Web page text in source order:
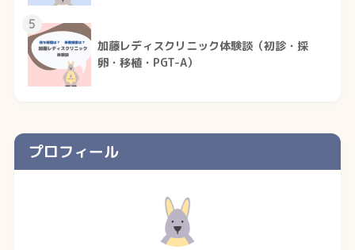
5
加藤レディスクリニック体験談（初診・採
卵・移植・PGT-A）
プロフィール